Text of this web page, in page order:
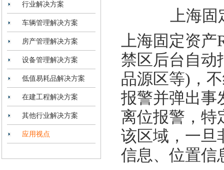
行业解决方案
车辆管理解决方案
房产管理解决方案
设备管理解决方案
低值易耗品解决方案
在建工程解决方案
其他行业解决方案
应用视点
上海固
上海固定资产
禁区后台自动
品源区等)，
报警并弹出事
离位报警，特
该区域，一旦
信息、位置信